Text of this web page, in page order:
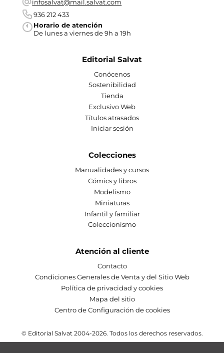
infosalvat@mail.salvat.com
936 212 433
Horario de atención
De lunes a viernes de 9h a 19h
Editorial Salvat
Conócenos
Sostenibilidad
Tienda
Exclusivo Web
Títulos atrasados
Iniciar sesión
Colecciones
Manualidades y cursos
Cómics y libros
Modelismo
Miniaturas
Infantil y familiar
Coleccionismo
Atención al cliente
Contacto
Condiciones Generales de Venta y del Sitio Web
Política de privacidad y cookies
Mapa del sitio
Centro de Configuración de cookies
© Editorial Salvat 2004-2026. Todos los derechos reservados.